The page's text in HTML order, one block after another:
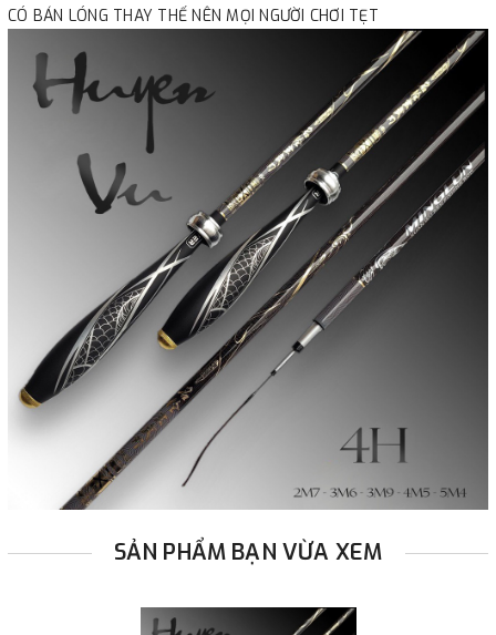
CÓ BÁN LÓNG THAY THẾ NÊN MỌI NGƯỜI CHƠI TẸT
SẢN PHẨM BẠN VỪA XEM